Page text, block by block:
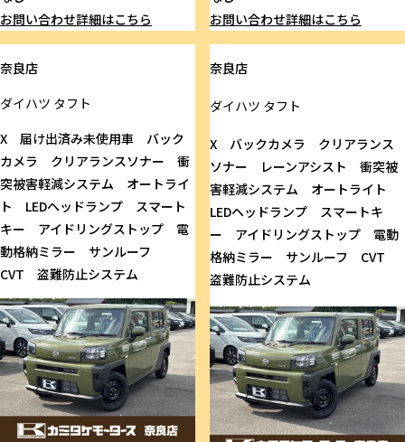
お問い合わせ詳細はこちら
お問い合わせ詳細はこちら
奈良店
ダイハツ タフト
X 届け出済み未使用車 バック
カメラ クリアランスソナー 衝
突被害軽減システム オートライ
ト LEDヘッドランプ スマート
キー アイドリングストップ 電
動格納ミラー サンルーフ
CVT 盗難防止システム
奈良店
ダイハツ タフト
X バックカメラ クリアランス
ソナー レーンアシスト 衝突被
害軽減システム オートライト
LEDヘッドランプ スマートキ
ー アイドリングストップ 電動
格納ミラー サンルーフ CVT
盗難防止システム